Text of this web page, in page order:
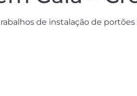
de instalação de portões